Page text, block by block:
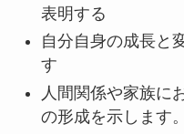
表明する
自分自身の成長と
す
人間関係や家族に
の形成を示します。